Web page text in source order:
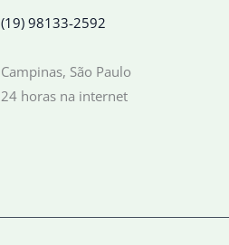
(19) 98133-2592
Campinas, São Paulo
24 horas na internet